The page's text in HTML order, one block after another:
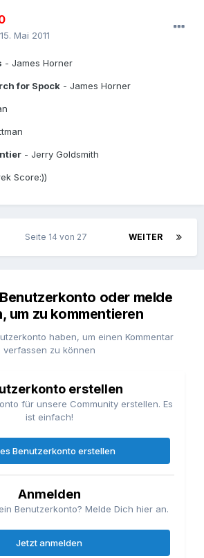
15. Mai 2011
- James Horner
for Spock - James Horner
- Jerry Goldsmith
Score:))
WEITER
Seite 14 von 27
oder melde
um zu kommentieren
haben, um einen Kommentar
verfassen zu können
erstellen
für unsere Community erstellen. Es
ist einfach!
Benutzerkonto erstellen
Anmelden
Benutzerkonto? Melde Dich hier an.
Jetzt anmelden